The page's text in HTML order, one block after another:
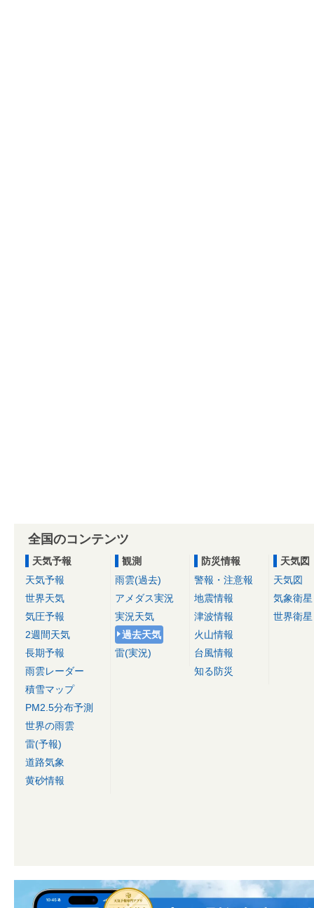
全国のコンテンツ
天気予報
天気予報
世界天気
気圧予報
2週間天気
長期予報
雨雲レーダー
積雪マップ
PM2.5分布予測
世界の雨雲
雷(予報)
道路気象
黄砂情報
観測
雨雲(過去)
アメダス実況
実況天気
過去天気
雷(実況)
防災情報
警報・注意報
地震情報
津波情報
火山情報
台風情報
知る防災
天気図
天気図
気象衛星
世界衛星